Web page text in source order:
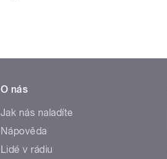
O nás
Jak nás naladíte
Nápověda
Lidé v rádiu